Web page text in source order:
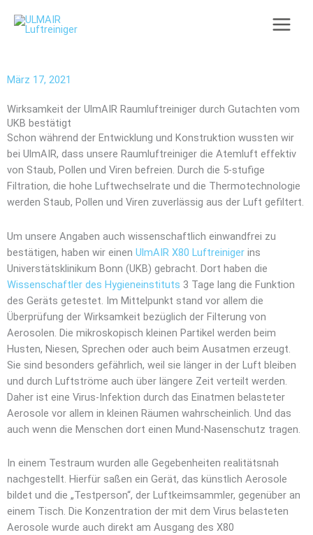
Inhalt
März 17, 2021
Wirksamkeit der UlmAIR Raumluftreiniger durch Gutachten vom
UKB bestätigt
Schon während der Entwicklung und Konstruktion wussten wir
bei UlmAIR, dass unsere Raumluftreiniger die Atemluft effektiv
von Staub, Pollen und Viren befreien. Durch die 5-stufige
Filtration, die hohe Luftwechselrate und die Thermotechnologie
werden Staub, Pollen und Viren zuverlässig aus der Luft gefiltert.
Um unsere Angaben auch wissenschaftlich einwandfrei zu
bestätigen, haben wir einen UlmAIR X80 Luftreiniger ins
Universtätsklinikum Bonn (UKB) gebracht. Dort haben die
Wissenschaftler des Hygieneinstituts 3 Tage lang die Funktion
des Geräts getestet. Im Mittelpunkt stand vor allem die
Überprüfung der Wirksamkeit bezüglich der Filterung von
Aerosolen. Die mikroskopisch kleinen Partikel werden beim
Husten, Niesen, Sprechen oder auch beim Ausatmen erzeugt.
Sie sind besonders gefährlich, weil sie länger in der Luft bleiben
und durch Luftströme auch über längere Zeit verteilt werden.
Daher ist eine Virus-Infektion durch das Einatmen belasteter
Aerosole vor allem in kleinen Räumen wahrscheinlich. Und das
auch wenn die Menschen dort einen Mund-Nasenschutz tragen.
In einem Testraum wurden alle Gegebenheiten realitätsnah
nachgestellt. Hierfür saßen ein Gerät, das künstlich Aerosole
bildet und die „Testperson“, der Luftkeimsammler, gegenüber an
einem Tisch. Die Konzentration der mit dem Virus belasteten
Aerosole wurde auch direkt am Ausgang des X80